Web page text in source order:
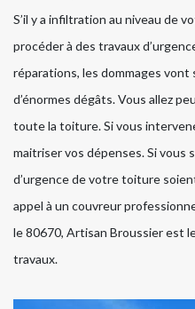
S’il y a infiltration au niveau de
procéder à des travaux
réparations, les dommages vont
d’énormes dégâts. Vous allez
toute la toiture. Si vous
maitriser vos dépenses. Si vous
d’urgence de votre toiture
appel à un couvreur
le 80670, Artisan Broussier est
travaux.